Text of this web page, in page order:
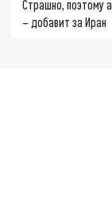
Страшно, поэтому
– добавит за Иран